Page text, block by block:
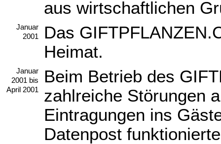
aus wirtschaftlichen
Januar
2001
Das
Heimat.
Januar
2001 bis
April 2001
Beim Betrieb des
zahlreiche Störungen
Eintragungen ins
Datenpost